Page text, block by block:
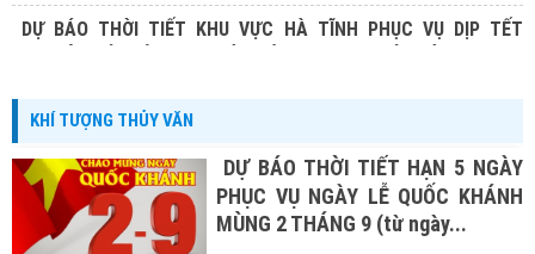
DỰ BÁO THỜI TIẾT KHU VỰC HÀ TĨNH PHỤC VỤ DỊP TẾT
KHÍ TƯỢNG THỦY VĂN
DỰ BÁO THỜI TIẾT HẠN 5 NGÀY
PHỤC VỤ NGÀY LỄ QUỐC KHÁNH
MÙNG 2 THÁNG 9 (từ ngày...